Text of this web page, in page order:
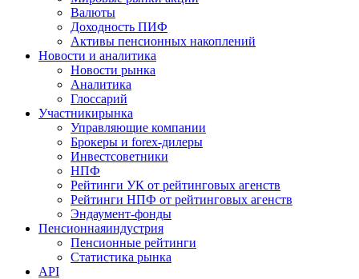
Валюты
Доходность ПИФ
Активы пенсионных накоплений
Новости и аналитика
Новости рынка
Аналитика
Глоссарий
Участникирынка
Управляющие компании
Брокеры и forex-дилеры
Инвестсоветники
НПФ
Рейтинги УК от рейтинговых агенств
Рейтинги НПФ от рейтинговых агенств
Эндаумент-фонды
Пенсионнаяиндустрия
Пенсионные рейтинги
Статистика рынка
API